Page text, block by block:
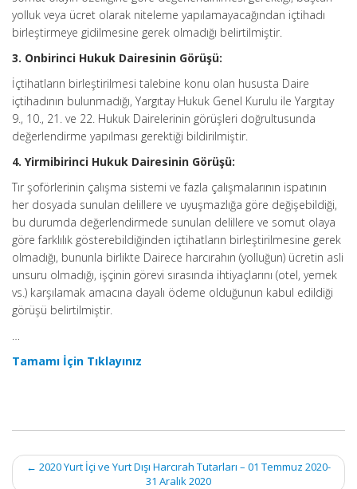
yolluk veya ücret olarak niteleme yapılamayacağından içtihadı
birleştirmeye gidilmesine gerek olmadığı belirtilmiştir.
3. Onbirinci Hukuk Dairesinin Görüşü:
İçtihatların birleştirilmesi talebine konu olan hususta Daire
içtihadının bulunmadığı, Yargıtay Hukuk Genel Kurulu ile Yargıtay
9., 10., 21. ve 22. Hukuk Dairelerinin görüşleri doğrultusunda
değerlendirme yapılması gerektiği bildirilmiştir.
4. Yirmibirinci Hukuk Dairesinin Görüşü:
Tır şoförlerinin çalışma sistemi ve fazla çalışmalarının ispatının
her dosyada sunulan delillere ve uyuşmazlığa göre değişebildiği,
bu durumda değerlendirmede sunulan delillere ve somut olaya
göre farklılık gösterebildiğinden içtihatların birleştirilmesine gerek
olmadığı, bununla birlikte Dairece harcırahın (yolluğun) ücretin asli
unsuru olmadığı, işçinin görevi sırasında ihtiyaçlarını (otel, yemek
vs.) karşılamak amacına dayalı ödeme olduğunun kabul edildiği
görüşü belirtilmiştir.
…
Tamamı İçin Tıklayınız
Post
navigation
← 2020 Yurt İçi ve Yurt Dışı Harcırah Tutarları – 01 Temmuz 2020-
31 Aralık 2020